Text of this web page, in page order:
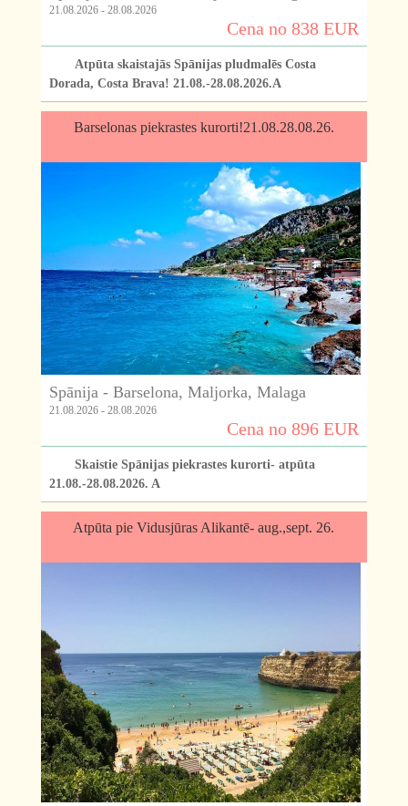
21.08.2026 - 28.08.2026
Cena no 838 EUR
Atpūta skaistajās Spānijas pludmalēs Costa
Dorada, Costa Brava! 21.08.-28.08.2026.A
Barselonas piekrastes kurorti!21.08.28.08.26.
Spānija - Barselona, Maljorka, Malaga
21.08.2026 - 28.08.2026
Cena no 896 EUR
Skaistie Spānijas piekrastes kurorti- atpūta
21.08.-28.08.2026. A
Atpūta pie Vidusjūras Alikantē- aug.,sept. 26.